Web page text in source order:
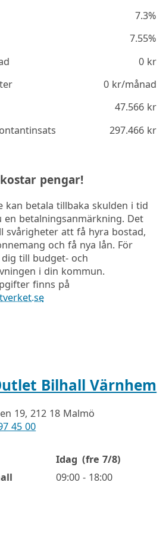
7.3%
7.55%
0kr
0kr/månad
47.566kr
297.466kr
pengar!
kan betala tillbaka skulden i tid
en betalningsanmärkning. Det
svårigheter att få hyra bostad,
och få nya lån. För
till budget- och
i din kommun.
finns på
Bilhall Värnhem
19, 212 18 Malmö
45 00
Idag (fre 7/8)
09:00 - 18:00